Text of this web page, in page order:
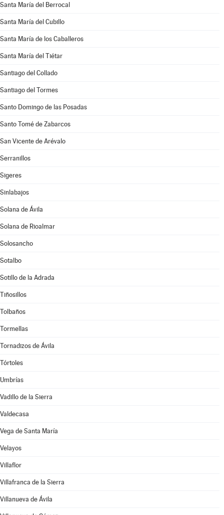
Santa María del Berrocal
Santa María del Cubillo
Santa María de los Caballeros
Santa María del Tiétar
Santiago del Collado
Santiago del Tormes
Santo Domingo de las Posadas
Santo Tomé de Zabarcos
San Vicente de Arévalo
Serranillos
Sigeres
Sinlabajos
Solana de Ávila
Solana de Rioalmar
Solosancho
Sotalbo
Sotillo de la Adrada
Tiñosillos
Tolbaños
Tormellas
Tornadizos de Ávila
Tórtoles
Umbrías
Vadillo de la Sierra
Valdecasa
Vega de Santa María
Velayos
Villaflor
Villafranca de la Sierra
Villanueva de Ávila